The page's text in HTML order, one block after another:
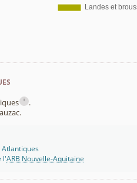
i
.
Atlantiques
l'ARB Nouvelle-Aquitaine